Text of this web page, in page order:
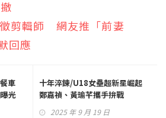
剪輯師 網友推「前妻
回應
車
光
十年淬鍊/U18女壘超新星崛起
鄭嘉禎、黃瑜芊攜手拚戰
2025 年 9 月 19 日